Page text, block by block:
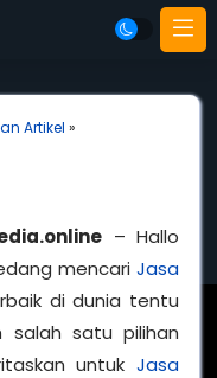
Artikel »
– Hallo
mencari Jasa
di dunia tentu
salah satu pilihan
untuk Jasa